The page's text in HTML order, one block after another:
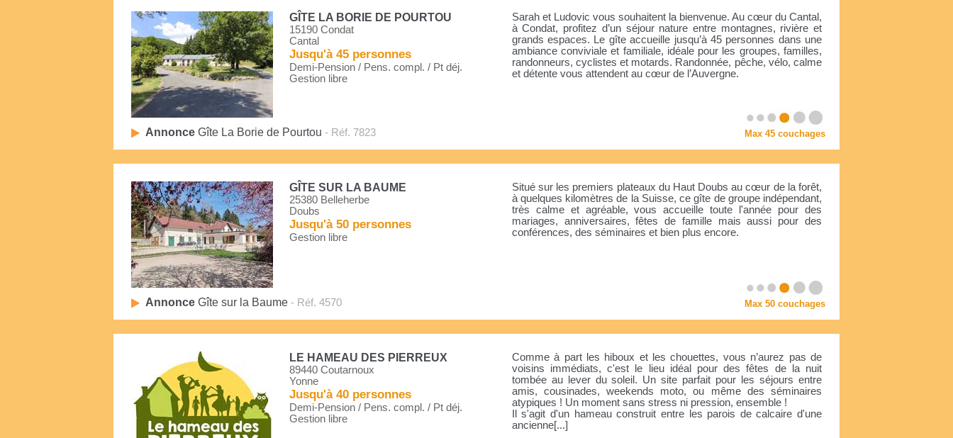
GÎTE LA BORIE DE POURTOU
15190 Condat
Cantal
Jusqu'à 45 personnes
Demi-Pension / Pens. compl. / Pt déj.
Gestion libre
Sarah et Ludovic vous souhaitent la bienvenue. Au cœur du Cantal,
à Condat, profitez d’un séjour nature entre montagnes, rivière et
grands espaces. Le gîte accueille jusqu’à 45 personnes dans une
ambiance conviviale et familiale, idéale pour les groupes, familles,
randonneurs, cyclistes et motards. Randonnée, pêche, vélo, calme
et détente vous attendent au cœur de l’Auvergne.
Max 45 couchages
Annonce Gîte La Borie de Pourtou - Réf. 7823
GÎTE SUR LA BAUME
25380 Belleherbe
Doubs
Jusqu'à 50 personnes
Gestion libre
Situé sur les premiers plateaux du Haut Doubs au cœur de la forêt,
à quelques kilomètres de la Suisse, ce gîte de groupe indépendant,
très calme et agréable, vous accueille toute l'année pour des
mariages, anniversaires, fêtes de famille mais aussi pour des
conférences, des séminaires et bien plus encore.
Max 50 couchages
Annonce Gîte sur la Baume - Réf. 4570
LE HAMEAU DES PIERREUX
89440 Coutarnoux
Yonne
Jusqu'à 40 personnes
Demi-Pension / Pens. compl. / Pt déj.
Gestion libre
Comme à part les hiboux et les chouettes, vous n’aurez pas de
voisins immédiats, c'est le lieu idéal pour des fêtes de la nuit
tombée au lever du soleil. Un site parfait pour les séjours entre
amis, cousinades, weekends moto, ou même des séminaires
atypiques ! Un moment sans stress ni pression, ensemble !
Il s'agit d'un hameau construit entre les parois de calcaire d'une
ancienne[...]